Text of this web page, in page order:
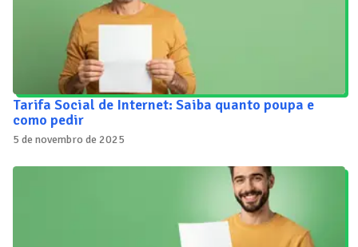
Tarifa Social de Internet: Saiba quanto poupa e
como pedir
5 de novembro de 2025